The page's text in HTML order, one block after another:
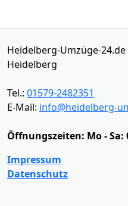
Heidelberg-Umzüge-24.de
Heidelberg
Tel.: 01579-2482351
E-Mail: info@heidelberg-
Öffnungszeiten: Mo - Sa:
Impressum
Datenschutz